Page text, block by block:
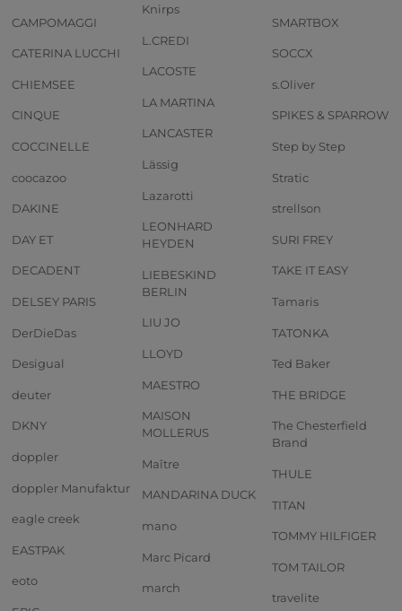
CAMPOMAGGI
CATERINA LUCCHI
CHIEMSEE
CINQUE
COCCINELLE
coocazoo
DAKINE
DAY ET
DECADENT
DELSEY PARIS
DerDieDas
Desigual
deuter
DKNY
doppler
doppler Manufaktur
eagle creek
EASTPAK
eoto
Knirps
L.CREDI
LACOSTE
LA MARTINA
LANCASTER
Lässig
Lazarotti
LEONHARD
HEYDEN
LIEBESKIND
BERLIN
LIU JO
LLOYD
MAESTRO
MAISON
MOLLERUS
Maître
MANDARINA DUCK
mano
Marc Picard
march
SMARTBOX
SOCCX
s.Oliver
SPIKES & SPARROW
Step by Step
Stratic
strellson
SURI FREY
TAKE IT EASY
Tamaris
TATONKA
Ted Baker
THE BRIDGE
The Chesterfield
Brand
THULE
TITAN
TOMMY HILFIGER
TOM TAILOR
travelite